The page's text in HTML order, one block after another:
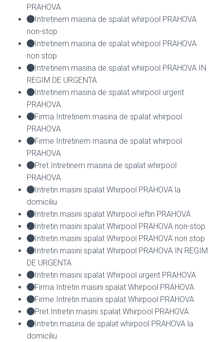
PRAHOVA
Intretinem masina de spalat whirpool PRAHOVA
non-stop
Intretinem masina de spalat whirpool PRAHOVA
non stop
Intretinem masina de spalat whirpool PRAHOVA IN
REGIM DE URGENTA
Intretinem masina de spalat whirpool urgent
PRAHOVA
Firma Intretinem masina de spalat whirpool
PRAHOVA
Firme Intretinem masina de spalat whirpool
PRAHOVA
Pret Intretinem masina de spalat whirpool
PRAHOVA
Intretin masini spalat Whirpool PRAHOVA la
domiciliu
Intretin masini spalat Whirpool ieftin PRAHOVA
Intretin masini spalat Whirpool PRAHOVA non-stop
Intretin masini spalat Whirpool PRAHOVA non stop
Intretin masini spalat Whirpool PRAHOVA IN REGIM
DE URGENTA
Intretin masini spalat Whirpool urgent PRAHOVA
Firma Intretin masini spalat Whirpool PRAHOVA
Firme Intretin masini spalat Whirpool PRAHOVA
Pret Intretin masini spalat Whirpool PRAHOVA
Intretin masina de spalat whirpool PRAHOVA la
domiciliu